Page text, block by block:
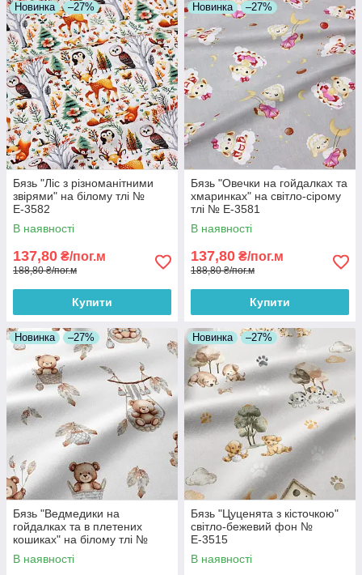
Новинка –27%
Бязь "Ліс з різноманітними
звірями" на білому тлі №
Е-3582
В наявності
137,80 ₴/пог.м
188,80 ₴/пог.м
Купити
Новинка –27%
Бязь "Овечки на гойдалках та
хмаринках" на світло-сірому
тлі № Е-3581
В наявності
137,80 ₴/пог.м
188,80 ₴/пог.м
Купити
Новинка –27%
Бязь "Ведмедики на
гойдалках та в плетених
кошиках" на білому тлі №
Е-3518
В наявності
Новинка –27%
Бязь "Цуценята з кісточкою"
світло-бежевий фон №
Е-3515
В наявності